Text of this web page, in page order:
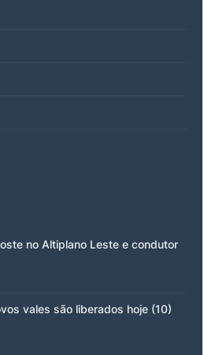
no Altiplano Leste e condutor
vales são liberados hoje (10)